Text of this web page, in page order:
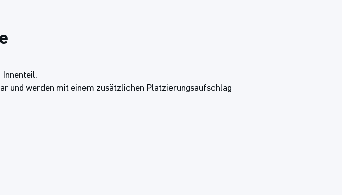
und werden mit einem zusätzlichen Platzierungsaufschlag